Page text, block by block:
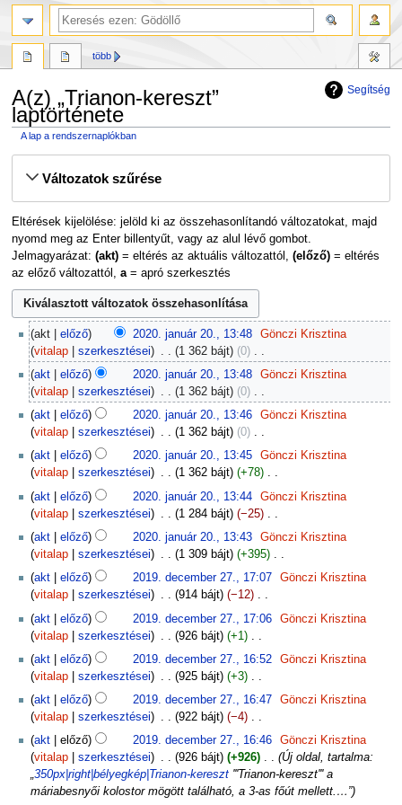
Segítség
A(z) „Trianon-kereszt”
laptörténete
A lap a rendszernaplókban
Változatok szűrése
Eltérések kijelölése: jelöld ki az összehasonlítandó változatokat, majd
nyomd meg az Enter billentyűt, vagy az alul lévő gombot.
Jelmagyarázat: (akt)= eltérés az aktuális változattól, (előző)= eltérés
az előző változattól, a= apró szerkesztés
2020.
január
akt előző 2020. január 20., 13:48
Gönczi Krisztina
vitalap
szerkesztései 1 362 bájt 0 ‎
N
n
c
s
s
z
r
k
e
s
z
t
s
i
ö
s
z
e
f
o
g
l
akt előző 2020. január 20., 13:48
Gönczi Krisztina
vitalap
szerkesztései 1 362 bájt 0 ‎
N
n
c
s
s
z
r
k
e
s
z
t
s
i
ö
s
s
z
e
f
akt előző 2020. január 20., 13:46
Gönczi Krisztina
vitalap
szerkesztései 1 362 bájt 0 ‎
N
n
c
s
s
z
r
k
e
s
z
t
s
i
ö
s
s
z
akt előző 2020. január 20., 13:45
Gönczi Krisztina
vitalap
szerkesztései 1 362 bájt +78 ‎
N
n
c
s
s
z
r
k
e
s
z
t
s
i
ö
s
akt előző 2020. január 20., 13:44
Gönczi Krisztina
vitalap
szerkesztései 1 284 bájt −25 ‎
N
n
c
s
s
z
r
k
e
s
z
t
é
akt előző 2020. január 20., 13:43
Gönczi Krisztina
vitalap
szerkesztései 1 309 bájt +395 ‎
N
n
c
s
s
z
r
k
e
s
z
t
2019.
december
akt előző 2019. december 27., 17:07
Gönczi Krisztina
vitalap
szerkesztései 914 bájt −12 ‎
N
n
c
s
s
z
r
k
e
s
akt előző 2019. december 27., 17:06
Gönczi Krisztina
vitalap
szerkesztései 926 bájt +1 ‎
N
n
c
s
s
z
e
r
akt előző 2019. december 27., 16:52
Gönczi Krisztina
vitalap
szerkesztései 925 bájt +3 ‎
N
n
c
s
s
z
akt előző 2019. december 27., 16:47
Gönczi Krisztina
vitalap
szerkesztései 922 bájt −4 ‎
N
n
akt előző 2019. december 27., 16:46
Gönczi Krisztina
vitalap
szerkesztései 926 bájt +926 ‎
Új oldal, tartalma:
„350px|right|bélyegkép|Trianon-kereszt '''Trianon-kereszt''' a
máriabesnyői kolostor mögött található, a 3-as főút mellett.…”
több